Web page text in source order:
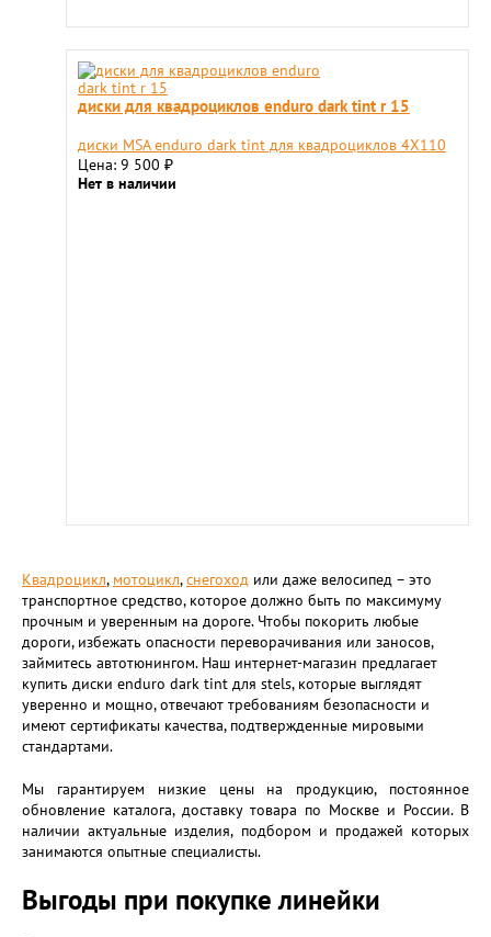
диски для квадроциклов enduro dark tint r 15
диски MSA enduro dark tint для квадроциклов 4X110
Цена: 9 500 ₽
Нет в наличии
Квадроцикл, мотоцикл,снегоход или даже велосипед – это
транспортное средство, которое должно быть по максимуму
прочным и уверенным на дороге. Чтобы покорить любые
дороги, избежать опасности переворачивания или заносов,
займитесь автотюнингом. Наш интернет-магазин предлагает
купить диски enduro dark tint для stels, которые выглядят
уверенно и мощно, отвечают требованиям безопасности и
имеют сертификаты качества, подтвержденные мировыми
стандартами.
Мы гарантируем низкие цены на продукцию, постоянное
обновление каталога, доставку товара по Москве и России. В
наличии актуальные изделия, подбором и продажей которых
занимаются опытные специалисты.
Выгоды при покупке линейки